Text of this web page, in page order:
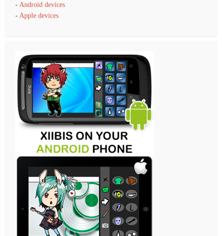
- Android devices
- Apple devices